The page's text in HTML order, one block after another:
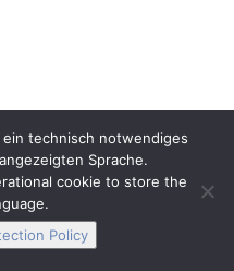
technisch notwendiges
Sprache.
cookie to store the
Policy